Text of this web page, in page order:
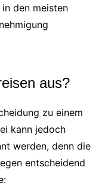
den meisten
aus?
zu einem
kann jedoch
werden, denn die
entscheidend